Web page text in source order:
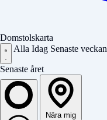
Domstolskarta
Alla Idag Senaste veckan
Senaste året
Nära mig